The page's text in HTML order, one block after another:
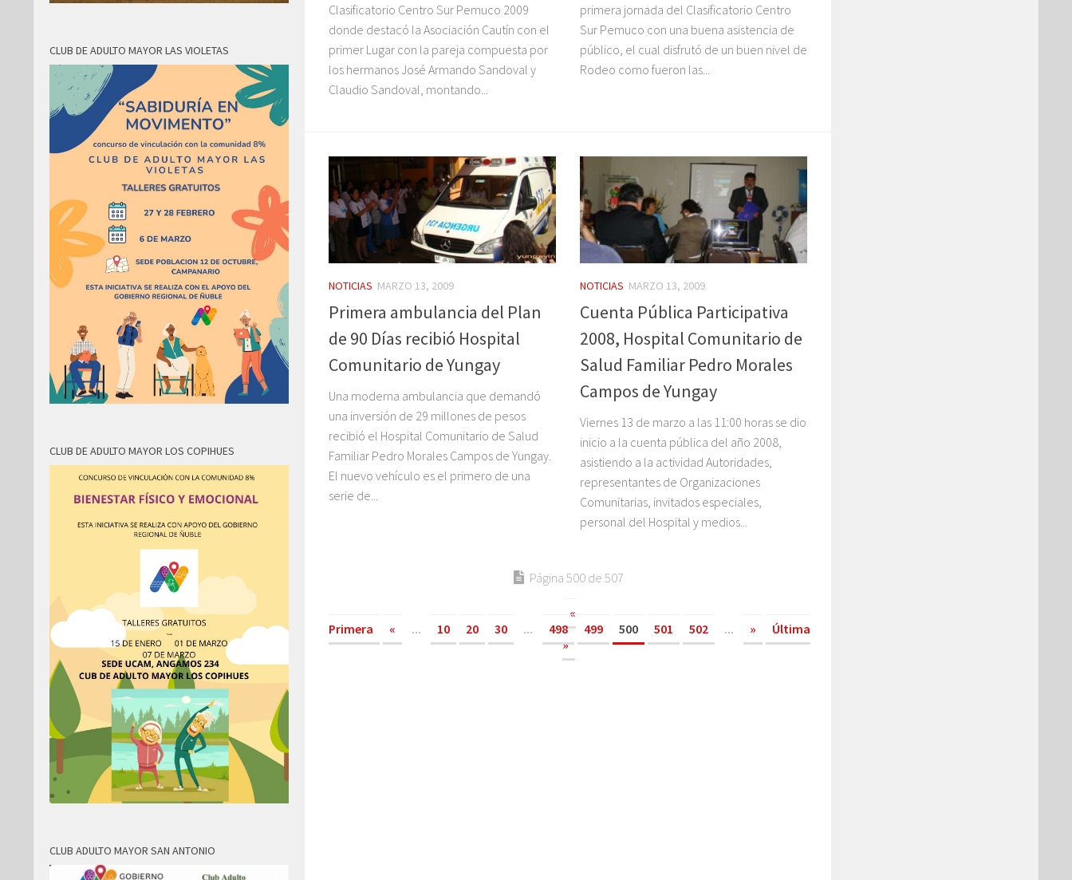
Clasificatorio Centro Sur Pemuco 2009
donde destacó la Asociación Cautín con el
primer Lugar con la pareja compuesta por
los hermanos José Armando Sandoval y
Claudio Sandoval, montando...
primera jornada del Clasificatorio Centro
Sur Pemuco con una buena asistencia de
público, el cual disfrutó de un buen nivel de
Rodeo como fueron las...
NOTICIAS MARZO 13, 2009
Primera ambulancia del Plan
de 90 Días recibió Hospital
Comunitario de Yungay
Una moderna ambulancia que demandó
una inversión de 29 millones de pesos
recibió el Hospital Comunitario de Salud
Familiar Pedro Morales Campos de Yungay.
El nuevo vehículo es el primero de una
serie de...
NOTICIAS MARZO 13, 2009
Cuenta Pública Participativa
2008, Hospital Comunitario de
Salud Familiar Pedro Morales
Campos de Yungay
Viernes 13 de marzo a las 11:00 horas se dio
inicio a la cuenta pública del año 2008,
asistiendo a la actividad Autoridades,
representantes de Organizaciones
Comunitarias, invitados especiales,
personal del Hospital y medios...
Página 500 de 507
«
Primera
« ... 10 20 30 ... 498 499 500 501 502 ... »
Última
»
CLUB DE ADULTO MAYOR LAS VIOLETAS
CLUB DE ADULTO MAYOR LOS COPIHUES
CLUB ADULTO MAYOR SAN ANTONIO